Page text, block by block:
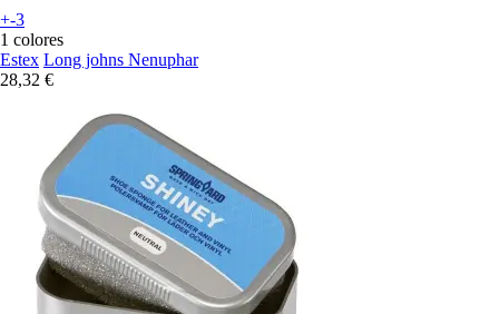
+-3
1 colores
Estex Long johns Nenuphar
28,32 €